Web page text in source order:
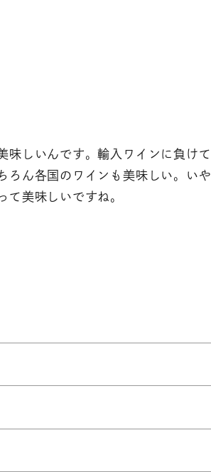
味しいんです。輸入ワインに負けて
ろん各国のワインも美味しい。いや
美味しいですね。